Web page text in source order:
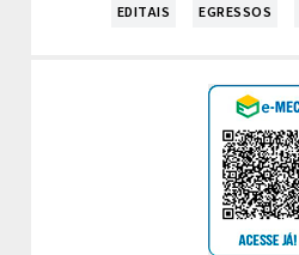
EDITAIS
EGRESSOS